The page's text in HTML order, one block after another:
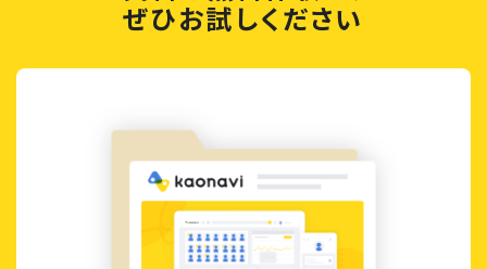
ぜひお試しください